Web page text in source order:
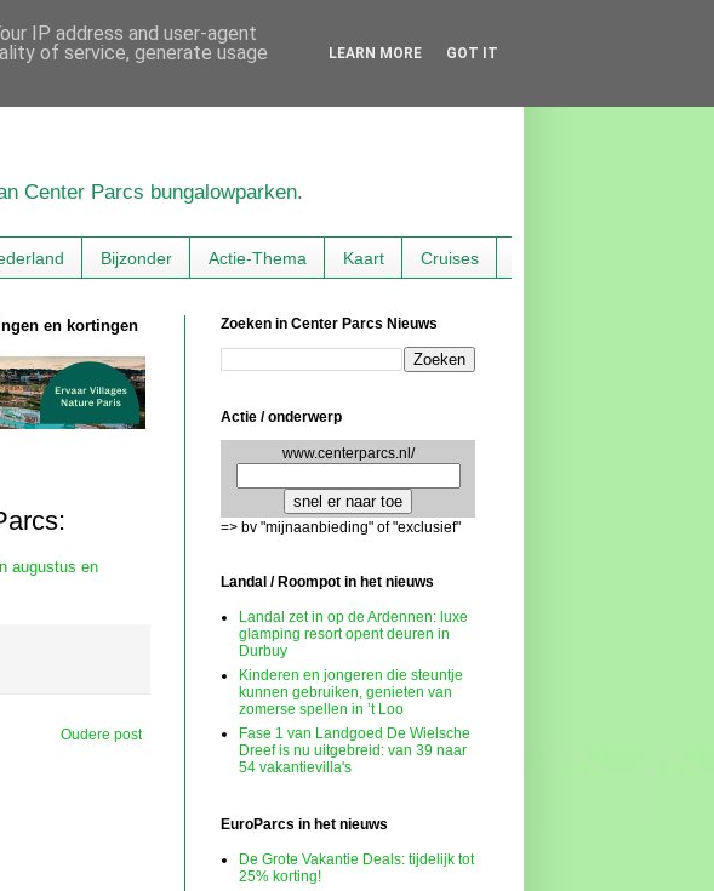
Center Parcs bungalowparken.
Bijzonder Actie-Thema Kaart Cruises
en kortingen
augustus en
Oudere post
Zoeken in Center Parcs Nieuws
Actie / onderwerp
www.centerparcs.nl/
=> bv "mijnaanbieding" of "exclusief"
Landal / Roompot in het nieuws
Landal zet in op de Ardennen: luxe
glamping resort opent deuren in
Durbuy
Kinderen en jongeren die steuntje
kunnen gebruiken, genieten van
zomerse spellen in ’t Loo
Fase 1 van Landgoed De Wielsche
Dreef is nu uitgebreid: van 39 naar
54 vakantievilla's
EuroParcs in het nieuws
De Grote Vakantie Deals: tijdelijk tot
25% korting!
IP address and user-agent
of service, generate usage
LEARN MORE GOT IT